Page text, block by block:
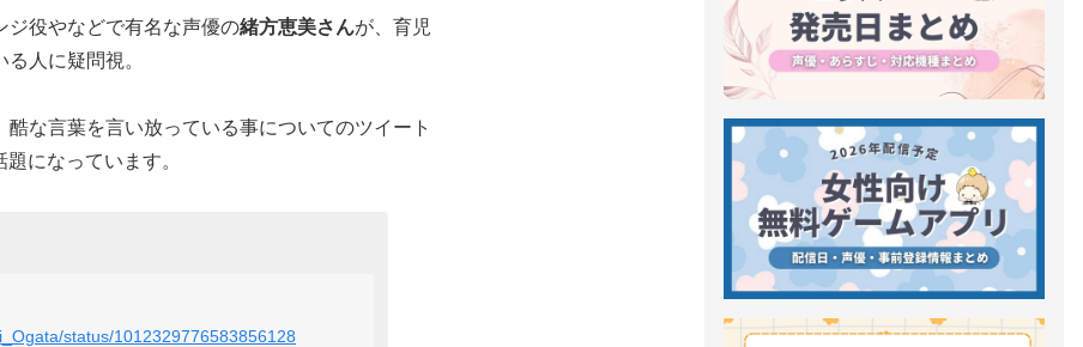
ジ役やなどで有名な声優の緒方恵美さんが、育児
人に疑問視。
な言葉を言い放っている事についてのツイート
になっています。
status/1012329776583856128